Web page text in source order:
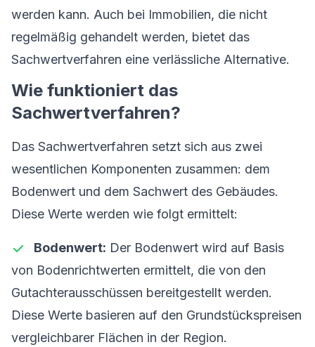
werden kann. Auch bei Immobilien, die nicht
regelmäßig gehandelt werden, bietet das
Sachwertverfahren eine verlässliche Alternative.
Wie funktioniert das
Sachwertverfahren?
Das Sachwertverfahren setzt sich aus zwei
wesentlichen Komponenten zusammen: dem
Bodenwert und dem Sachwert des Gebäudes.
Diese Werte werden wie folgt ermittelt:
Bodenwert: Der Bodenwert wird auf Basis
von Bodenrichtwerten ermittelt, die von den
Gutachterausschüssen bereitgestellt werden.
Diese Werte basieren auf den Grundstückspreisen
vergleichbarer Flächen in der Region.